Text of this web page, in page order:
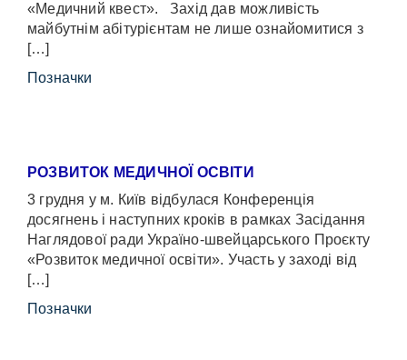
«Медичний квест». Захід дав можливість
майбутнім абітурієнтам не лише ознайомитися з
[…]
Позначки
РОЗВИТОК МЕДИЧНОЇ ОСВІТИ
3 грудня у м. Київ відбулася Конференція
досягнень і наступних кроків в рамках Засідання
Наглядової ради Україно-швейцарського Проєкту
«Розвиток медичної освіти». Участь у заході від
[…]
Позначки